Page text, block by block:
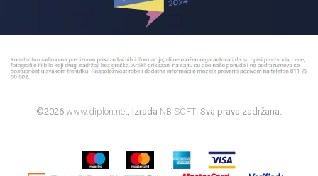
©2026 www.diplon.net , Izrada NB SOFT . Sva prava zadržana.